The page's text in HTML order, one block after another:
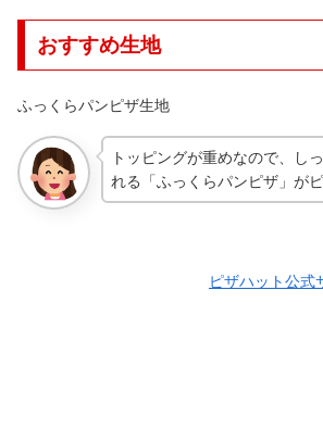
おすすめ生地
ふっくらパンピザ生地
トッピングが重めなので、し
れる「ふっくらパンピザ」が
ピザハット公式